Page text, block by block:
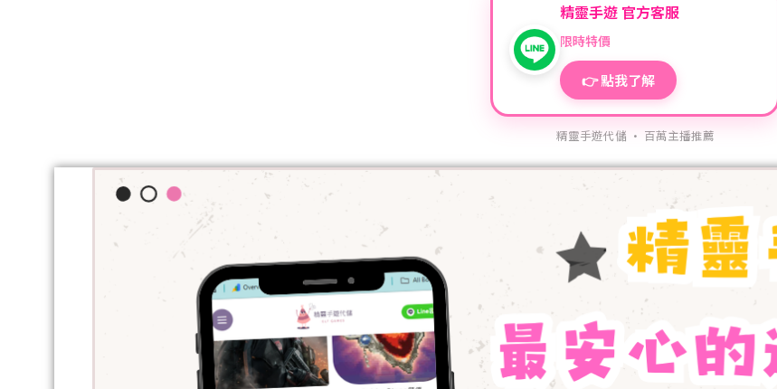
精靈手遊 官方客服
限時特價
👉 點我了解
精靈手遊代儲 · 百萬主播推薦